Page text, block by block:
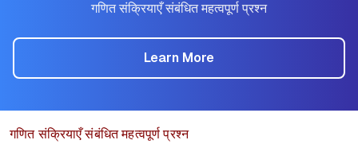
गणित संक्रियाएँ संबंधित महत्वपूर्ण प्रश्न
Learn More
गणित संक्रियाएँ संबंधित महत्वपूर्ण प्रश्न